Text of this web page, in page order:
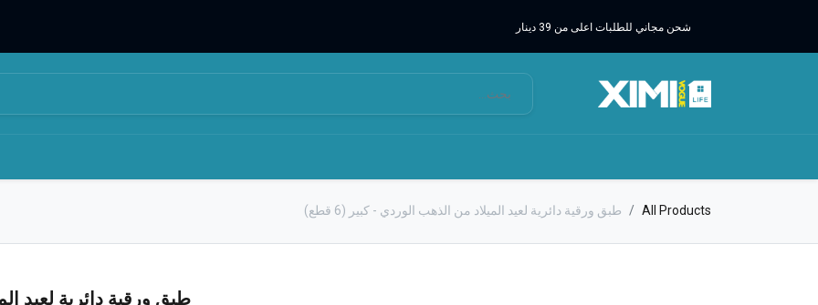
شحن مجاني للطلبات اعلى من 39 دينار
All Products طبق ورقية دائرية لعيد الميلاد من الذهب الوردي - كبير (6 قطع)